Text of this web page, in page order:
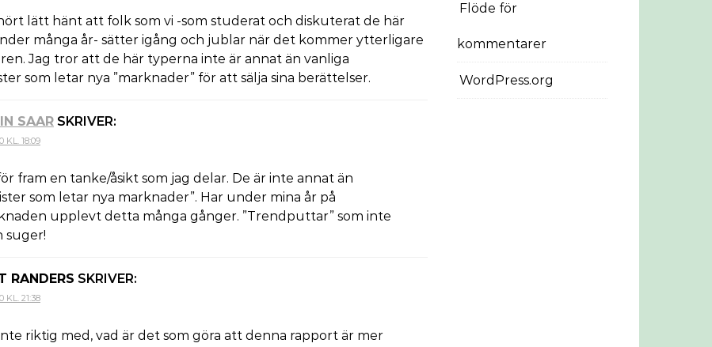
lätt hänt att folk som vi -som studerat och diskuterat de här
många år- sätter igång och jublar när det kommer ytterligare
Jag tror att de här typerna inte är annat än vanliga
som letar nya ”marknader” för att sälja sina berättelser.
SAAR SKRIVER:
KL. 18:09
fram en tanke/åsikt som jag delar. De är inte annat än
som letar nya marknader”. Har under mina år på
upplevt detta många gånger. ”Trendputtar” som inte
suger!
RANDERS SKRIVER:
KL. 21:38
riktig med, vad är det som göra att denna rapport är mer
Flöde för
kommentarer
WordPress.org